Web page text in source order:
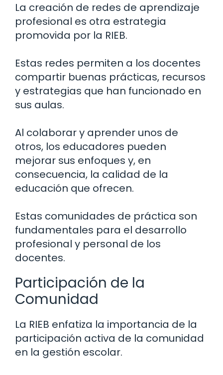
La creación de redes de aprendizaje
profesional es otra estrategia
promovida por la RIEB.
Estas redes permiten a los docentes
compartir buenas prácticas, recursos
y estrategias que han funcionado en
sus aulas.
Al colaborar y aprender unos de
otros, los educadores pueden
mejorar sus enfoques y, en
consecuencia, la calidad de la
educación que ofrecen.
Estas comunidades de práctica son
fundamentales para el desarrollo
profesional y personal de los
docentes.
Participación de la
Comunidad
La RIEB enfatiza la importancia de la
participación activa de la comunidad
en la gestión escolar.